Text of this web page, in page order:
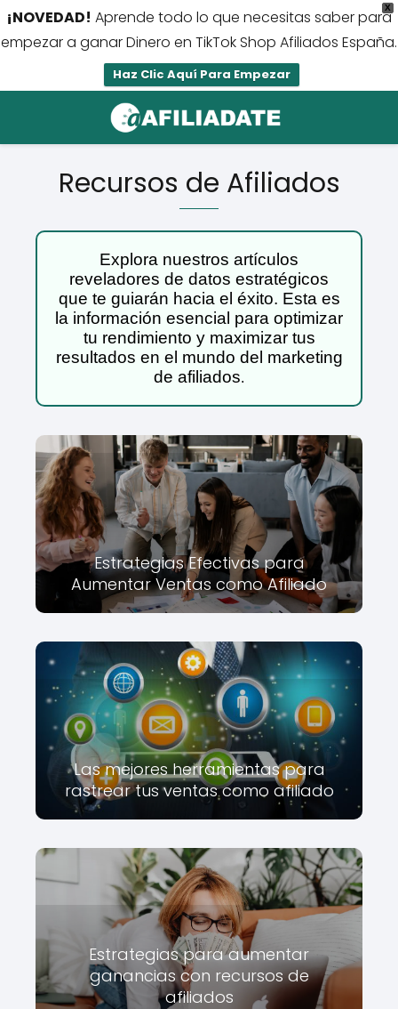
X
¡NOVEDAD! Aprende todo lo que necesitas saber para
empezar a ganar Dinero en TikTok Shop Afiliados España.
Haz Clic Aquí Para Empezar
Recursos de Afiliados
Explora nuestros artículos
reveladores de datos estratégicos
que te guiarán hacia el éxito. Esta es
la información esencial para optimizar
tu rendimiento y maximizar tus
resultados en el mundo del marketing
de afiliados.
Estrategias Efectivas para
Aumentar Ventas como Afiliado
Las mejores herramientas para
rastrear tus ventas como afiliado
Estrategias para aumentar
ganancias con recursos de
afiliados